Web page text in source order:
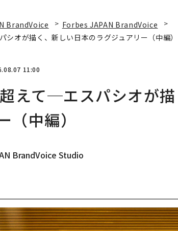
BrandVoice
Forbes JAPAN BrandVoice
シオが描く、新しい日本のラグジュアリー（中編）
11:00
えて─エスパシオが
（中編）
BrandVoice Studio